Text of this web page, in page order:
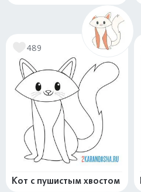
489
Кот с пушистым хвостом